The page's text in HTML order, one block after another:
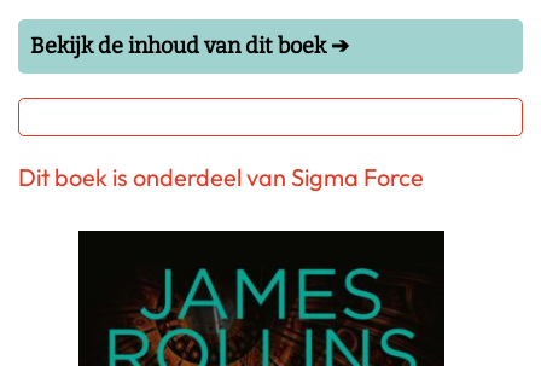
Bekijk de inhoud van dit boek ➔
Dit boek is onderdeel van Sigma Force